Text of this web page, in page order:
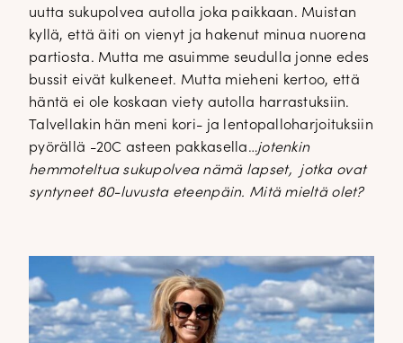
uutta sukupolvea autolla joka paikkaan. Muistan
kyllä, että äiti on vienyt ja hakenut minua nuorena
partiosta. Mutta me asuimme seudulla jonne edes
bussit eivät kulkeneet. Mutta mieheni kertoo, että
häntä ei ole koskaan viety autolla harrastuksiin.
Talvellakin hän meni kori- ja lentopalloharjoituksiin
pyörällä -20C asteen pakkasella…jotenkin
hemmoteltua sukupolvea nämä lapset, jotka ovat
syntyneet 80-luvusta eteenpäin. Mitä mieltä olet?